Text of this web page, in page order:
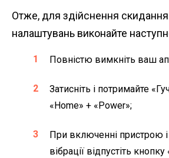
Отже, для здійснення
налаштувань виконайте
Повністю вимкніть ваш
Затисніть і потримайте
«Home» + «Power»;
При включенні пристрою і
вібрації відпустіть